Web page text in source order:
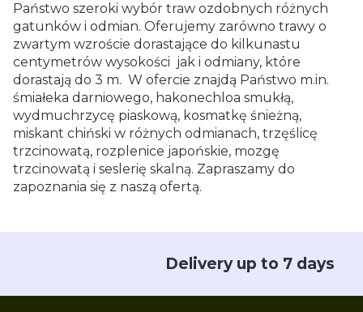
Państwo szeroki wybór traw ozdobnych różnych
gatunków i odmian. Oferujemy zarówno trawy o
zwartym wzroście dorastające do kilkunastu
centymetrów wysokości jak i odmiany, które
dorastają do 3 m. W ofercie znajdą Państwo m.in.
śmiałeka darniowego, hakonechloa smukłą,
wydmuchrzycę piaskową, kosmatkę śnieżną,
miskant chiński w różnych odmianach, trzęślicę
trzcinowatą, rozplenice japońskie, mozgę
trzcinowatą i seslerię skalną. Zapraszamy do
zapoznania się z naszą ofertą.
Delivery up to 7 days